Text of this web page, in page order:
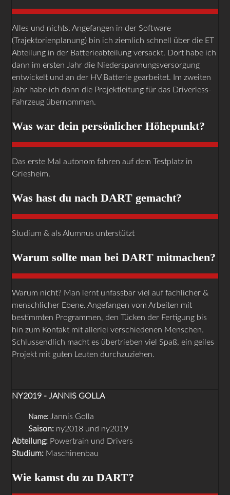
Alles und nichts. Angefangen in der Software
(Trajektorienplanung) bin ich ziemlich schnell über die ET
Abteilung in der Batterieabteilung versackt. Dort habe ich
dann im ersten Jahr die Niederspannungsversorgung
entwickelt und an der HV Batterie gearbeitet. Im zweiten
Jahr habe ich dann die Projektleitung für das Driverless-
Fahrzeug übernommen.
Was war dein persönlicher Höhepunkt?
Das erste Mal autonom fahren auf dem Testplatz in
Griesheim.
Was hast du nach DART gemacht?
Studium & als Alumnus unterstützt
Warum sollte man bei DART mitmachen?
Warum nicht? Man lernt unfassbar viel auf fachlicher &
menschlicher Ebene. Angefangen vom Arbeiten mit
bestimmten Programmen, den Tücken der Fertigung bis
hin zum Kontakt mit allerlei verschiedenen Menschen.
Schlussendlich macht es übertrieben viel Spaß, ein geiles
Projekt mit guten Leuten durchzuziehen.
NY2019 - JANNIS GOLLA
Name: Jannis Golla
Saison: ny2018 und ny2019
Abteilung: Powertrain und Drivers
Studium: Maschinenbau
Wie kamst du zu DART?